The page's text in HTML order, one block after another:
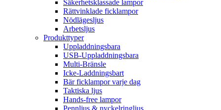
Säkerhetsklassade lampor
Rättvinklade ficklampor
Nödlägesljus
Arbetsljus
Produkttyper
Uppladdningsbara
USB-Uppladdningsbara
Multi-Bränsle
Icke-Laddningsbart
Bär ficklampor varje dag
Taktiska ljus
Hands-free lampor
Pennljus & nyckelringljus